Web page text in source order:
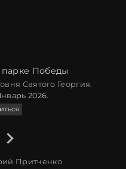
Победы
Святого Георгия.
2026.
Притченко